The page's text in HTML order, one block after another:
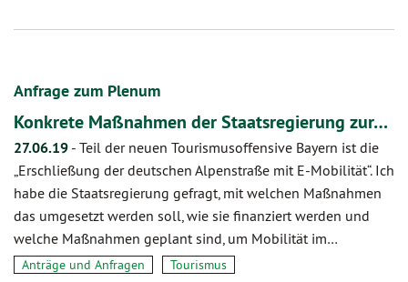
Anfrage zum Plenum
Konkrete Maßnahmen der Staatsregierung zur…
27.06.19 - Teil der neuen Tourismusoffensive Bayern ist die
„Erschließung der deutschen Alpenstraße mit E-Mobilität“. Ich
habe die Staatsregierung gefragt, mit welchen Maßnahmen
das umgesetzt werden soll, wie sie finanziert werden und
welche Maßnahmen geplant sind, um Mobilität im…
Anträge und Anfragen Tourismus